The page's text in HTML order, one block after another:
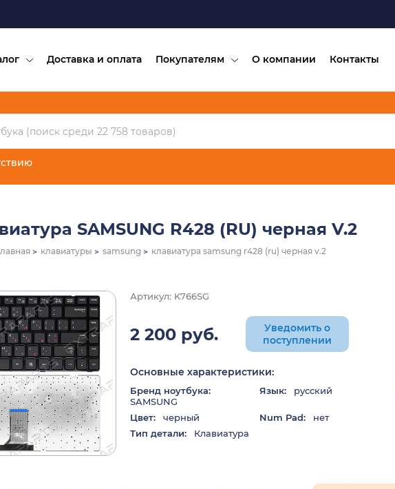
Доставка и оплата Покупателям О компании Контакты
SAMSUNG R428 (RU) черная V.2
клавиатуры samsung клавиатура samsung r428 (ru) черная v.2
Артикул: K766SG
2 200 руб.
Уведомить о
поступлении
Основные характеристики:
Бренд ноутбука:
SAMSUNG
Язык: русский
Цвет: черный Num Pad:
нет
Тип детали:
Клавиатура